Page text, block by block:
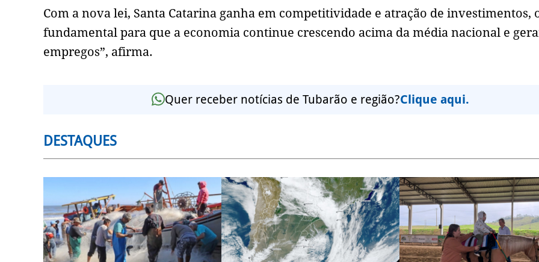
Com a nova lei, Santa Catarina ganha em competitividade e atração de investimentos,
fundamental para que a economia continue crescendo acima da média nacional e
empregos”, afirma.
Quer receber notícias de Tubarão e região?Clique aqui.
DESTAQUES